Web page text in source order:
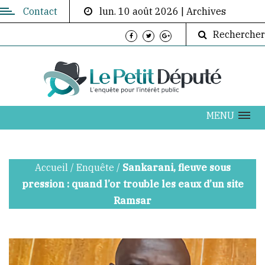
Directeur
info@lepetitdepute.com
+224
202
076
Contact lun. 10 août 2026
Archives
Rechercher
MENU
Accueil / Enquête / Sankarani, fleuve sous
pression : quand l’or trouble les eaux d’un site
Ramsar